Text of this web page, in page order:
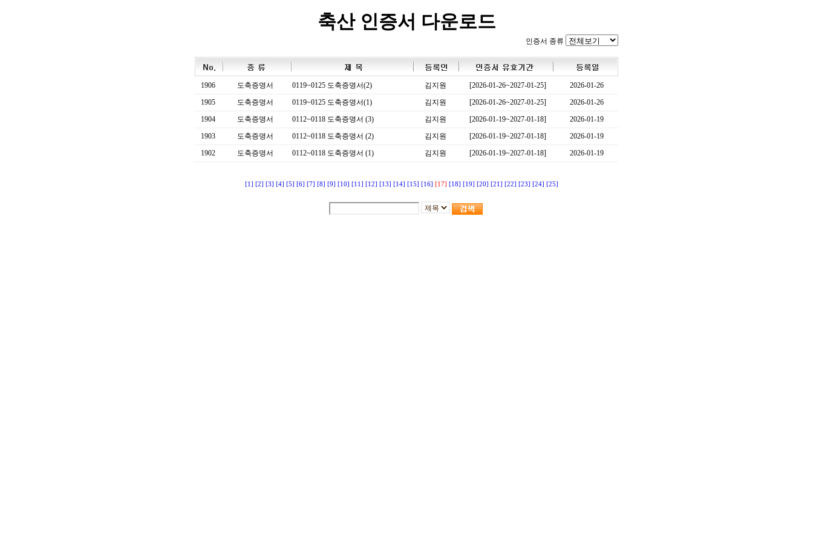
축산 인증서 다운로드
인증서 종류
1906 도축증명서 0119~0125 도축증명서(2) 김지원 [2026-01-26~2027-01-25]
2026-01-26
1905
도축증명서 0119~0125 도축증명서(1) 김지원 [2026-01-26~2027-01-25]
2026-01-26
1904
도축증명서 0112~0118 도축증명서 (3) 김지원 [2026-01-19~2027-01-18]
2026-01-19
1903
도축증명서 0112~0118 도축증명서 (2) 김지원 [2026-01-19~2027-01-18]
2026-01-19
1902
도축증명서 0112~0118 도축증명서 (1) 김지원 [2026-01-19~2027-01-18] 2026-01-19
[1] [2] [3] [4] [5] [6] [7] [8] [9] [10] [11] [12] [13] [14] [15] [16] [17] [18] [19] [20] [21] [22] [23] [24] [25]